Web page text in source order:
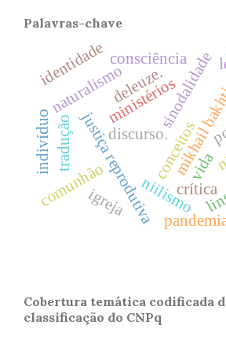
Palavras-chave
justiça reprodutiva
discurso.
sinodalidade
ministérios
conceitos
mikhail
vida
comunhão niilismo
deleuze.
consciência
crítica
naturalismo
igreja
indivíduo
identidade
tradução
Cobertura temática codificada
classificação do CNPq